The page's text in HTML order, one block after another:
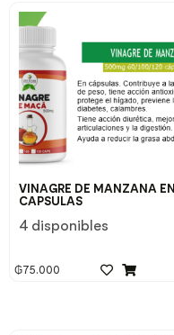
VINAGRE DE MANZANA EN
CAPSULAS
4 disponibles
₲75.000